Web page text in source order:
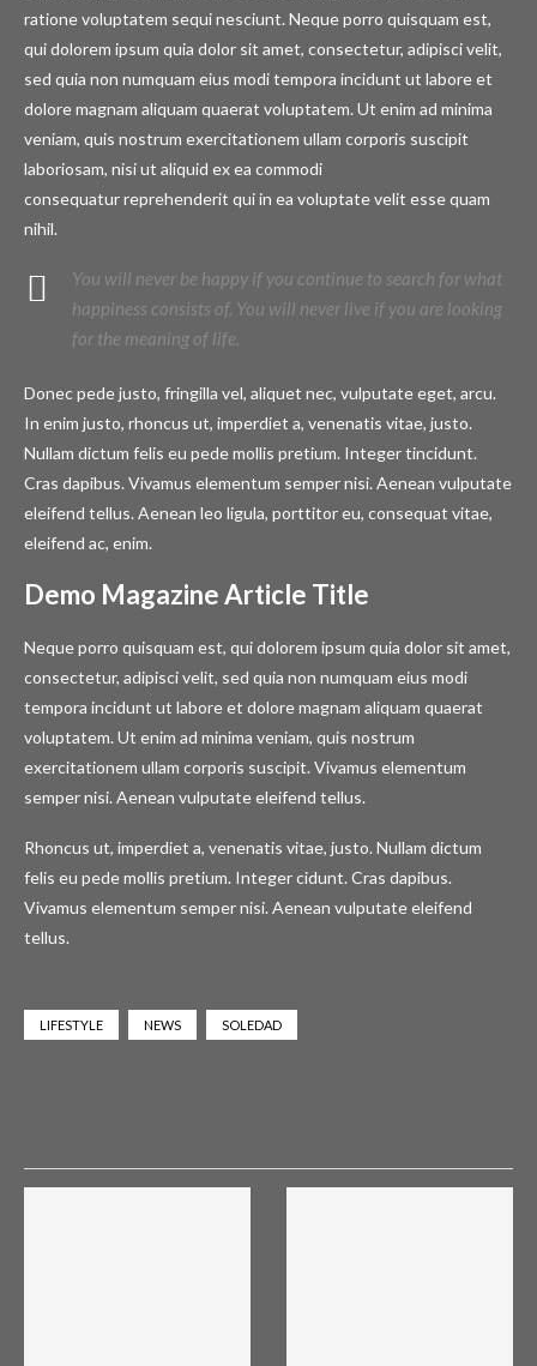
ratione voluptatem sequi nesciunt. Neque porro quisquam est,
qui dolorem ipsum quia dolor sit amet, consectetur, adipisci velit,
sed quia non numquam eius modi tempora incidunt ut labore et
dolore magnam aliquam quaerat voluptatem. Ut enim ad minima
veniam, quis nostrum exercitationem ullam corporis suscipit
laboriosam, nisi ut aliquid ex ea commodi
consequatur reprehenderit qui in ea voluptate velit esse quam
nihil.
You will never be happy if you continue to search for what
happiness consists of. You will never live if you are looking
for the meaning of life.
Donec pede justo, fringilla vel, aliquet nec, vulputate eget, arcu.
In enim justo, rhoncus ut, imperdiet a, venenatis vitae, justo.
Nullam dictum felis eu pede mollis pretium. Integer tincidunt.
Cras dapibus. Vivamus elementum semper nisi. Aenean vulputate
eleifend tellus. Aenean leo ligula, porttitor eu, consequat vitae,
eleifend ac, enim.
Demo Magazine Article Title
Neque porro quisquam est, qui dolorem ipsum quia dolor sit amet,
consectetur, adipisci velit, sed quia non numquam eius modi
tempora incidunt ut labore et dolore magnam aliquam quaerat
voluptatem. Ut enim ad minima veniam, quis nostrum
exercitationem ullam corporis suscipit. Vivamus elementum
semper nisi. Aenean vulputate eleifend tellus.
Rhoncus ut, imperdiet a, venenatis vitae, justo. Nullam dictum
felis eu pede mollis pretium. Integer cidunt. Cras dapibus.
Vivamus elementum semper nisi. Aenean vulputate eleifend
tellus.
LIFESTYLE NEWS SOLEDAD